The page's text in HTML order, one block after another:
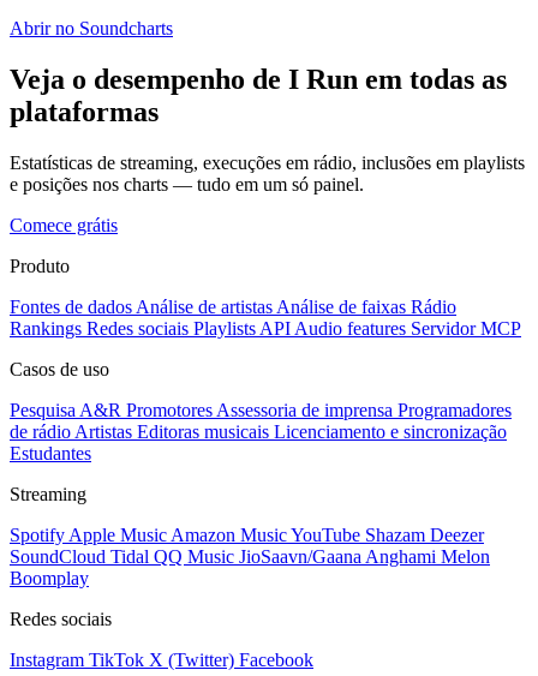
Abrir no Soundcharts
Veja o desempenho de I Run em todas as
plataformas
Estatísticas de streaming, execuções em rádio, inclusões em playlists
e posições nos charts — tudo em um só painel.
Comece grátis
Produto
Fontes de dados Análise de artistas Análise de faixas Rádio
Rankings Redes sociais Playlists API Audio features Servidor MCP
Casos de uso
Pesquisa A&R Promotores Assessoria de imprensa Programadores
de rádio Artistas Editoras musicais Licenciamento e sincronização
Estudantes
Streaming
Spotify Apple Music Amazon MusicYouTube Shazam Deezer
SoundCloud Tidal QQ Music JioSaavn/Gaana Anghami Melon
Boomplay
Redes sociais
Instagram TikTok X (Twitter) Facebook